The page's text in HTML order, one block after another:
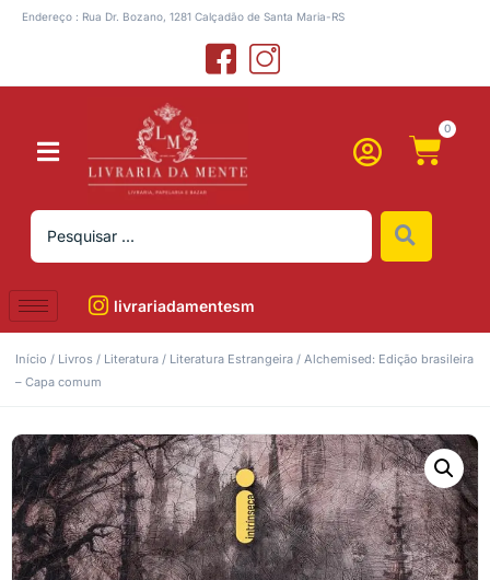
Endereço : Rua Dr. Bozano, 1281 Calçadão de Santa Maria-RS
0
livrariadamentesm
Início / Livros / Literatura / Literatura Estrangeira / Alchemised: Edição brasileira
– Capa comum